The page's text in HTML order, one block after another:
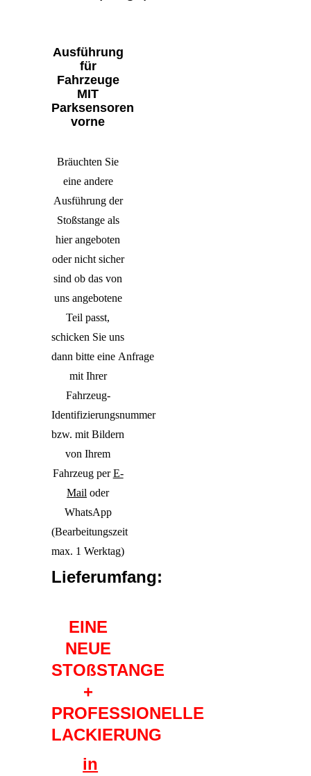
Ausführung
für
Fahrzeuge
MIT
Parksensoren
vorne
Bräuchten Sie
eine andere
Ausführung der
Stoßstange als
hier angeboten
oder nicht sicher
sind ob das von
uns angebotene
Teil passt,
schicken Sie uns
dann bitte eine Anfrage
mit Ihrer
Fahrzeug-
Identifizierungsnummer
bzw. mit Bildern
von Ihrem
Fahrzeug perE-
Mail oder
WhatsApp
(Bearbeitungszeit
max. 1 Werktag)
Lieferumfang:
EINE
NEUE
STOßSTANGE
+
PROFESSIONELLE
LACKIERUNG
in